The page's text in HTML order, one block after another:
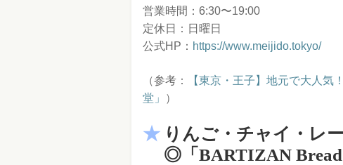
営業時間：6:30〜19:00
定休日：日曜日
公式HP： https://www.meijido.tokyo/
（参考：
【東京・王子】地元で大人気
堂」
）
りんご・チャイ・レ
◎「BARTIZAN Bread